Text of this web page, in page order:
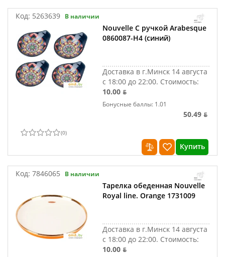
Код: 5263639 В наличии
Nouvelle С ручкой Arabesque
0860087-Н4 (синий)
Доставка в г.Минск 14 августа
с 18:00 до 22:00. Стоимость:
10.00 ƃ
Бонусные баллы: 1.01
50.49 ƃ
(0)
Купить
Код: 7846065 В наличии
Тарелка обеденная Nouvelle
Royal line. Orange 1731009
Доставка в г.Минск 14 августа
с 18:00 до 22:00. Стоимость:
10.00 ƃ